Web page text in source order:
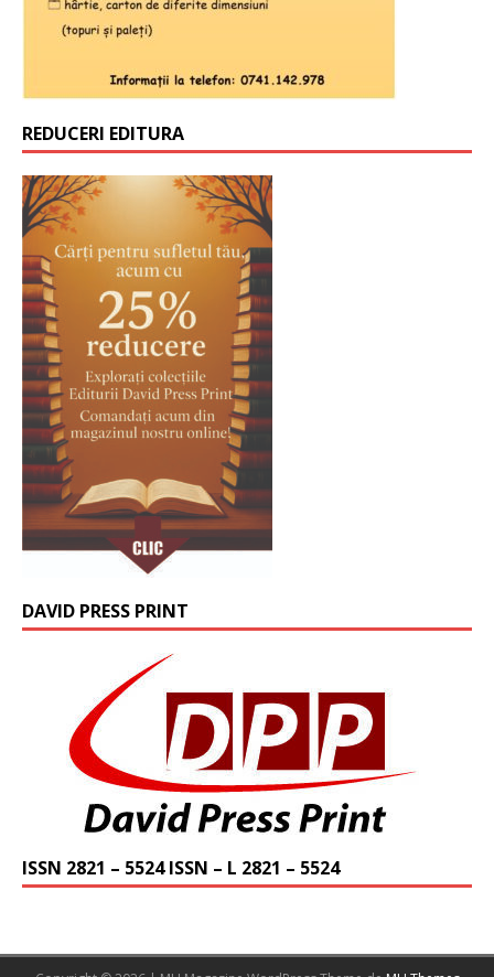
REDUCERI EDITURA
DAVID PRESS PRINT
ISSN 2821 – 5524 ISSN – L 2821 – 5524